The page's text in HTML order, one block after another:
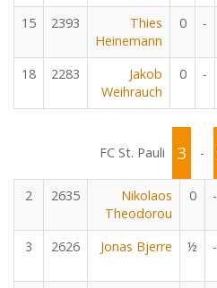
15 2393
Thies
Heinemann
0 -
18 2283
Jakob
Weihrauch
0 -
FC St. Pauli 3 -
2
2635
Nikolaos
Theodorou
0 -
3 2626 Jonas Bjerre ½ -